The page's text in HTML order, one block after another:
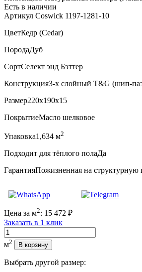
Есть в наличии
Артикул Coswick 1197-1281-10
ЦветКедр (Cedar)
ПородаДуб
СортСелект энд Бэттер
Конструкция3-х слойный T&G (шип-
Размер220x190x15
ПокрытиеМасло шелковое
Упаковка1,634 м2
Подходит для тёплого полаДа
ГарантияПожизненная на структурную
Цена за м2: 15 472 ₽
Заказать в 1 клик
Количество
м2 В корзину
Выбрать другой размер: